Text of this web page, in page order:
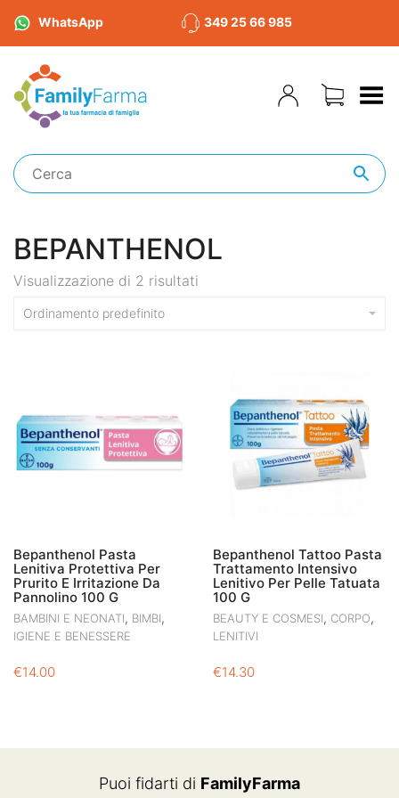
WhatsApp 349 25 66 985
Toggle Menu
BEPANTHENOL
Visualizzazione di 2 risultati
Ordinamento predefinito
Bepanthenol Pasta
Lenitiva Protettiva Per
Prurito E Irritazione Da
Pannolino 100 G
BAMBINI E NEONATI, BIMBI,
IGIENE E BENESSERE
€14.00
Bepanthenol Tattoo Pasta
Trattamento Intensivo
Lenitivo Per Pelle Tatuata
100 G
BEAUTY E COSMESI, CORPO,
LENITIVI
€14.30
Puoi fidarti di FamilyFarma